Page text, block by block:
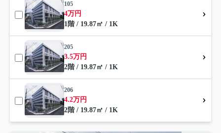
105
4万円
1階 / 19.87㎡ / 1K
205
3.5万円
2階 / 19.87㎡ / 1K
206
4.2万円
2階 / 19.87㎡ / 1K